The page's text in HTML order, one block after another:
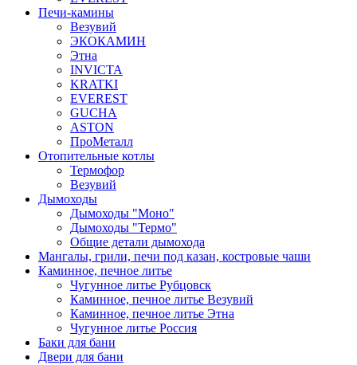
Печи-камины
Везувий
ЭКОКАМИН
Этна
INVICTA
KRATKI
EVEREST
GUCHA
ASTON
ПроМеталл
Отопительные котлы
Термофор
Везувий
Дымоходы
Дымоходы "Моно"
Дымоходы "Термо"
Общие детали дымохода
Мангалы, грили, печи под казан, костровые чаши
Каминное, печное литье
Чугунное литье Рубцовск
Каминное, печное литье Везувий
Каминное, печное литье Этна
Чугунное литье Россия
Баки для бани
Двери для бани